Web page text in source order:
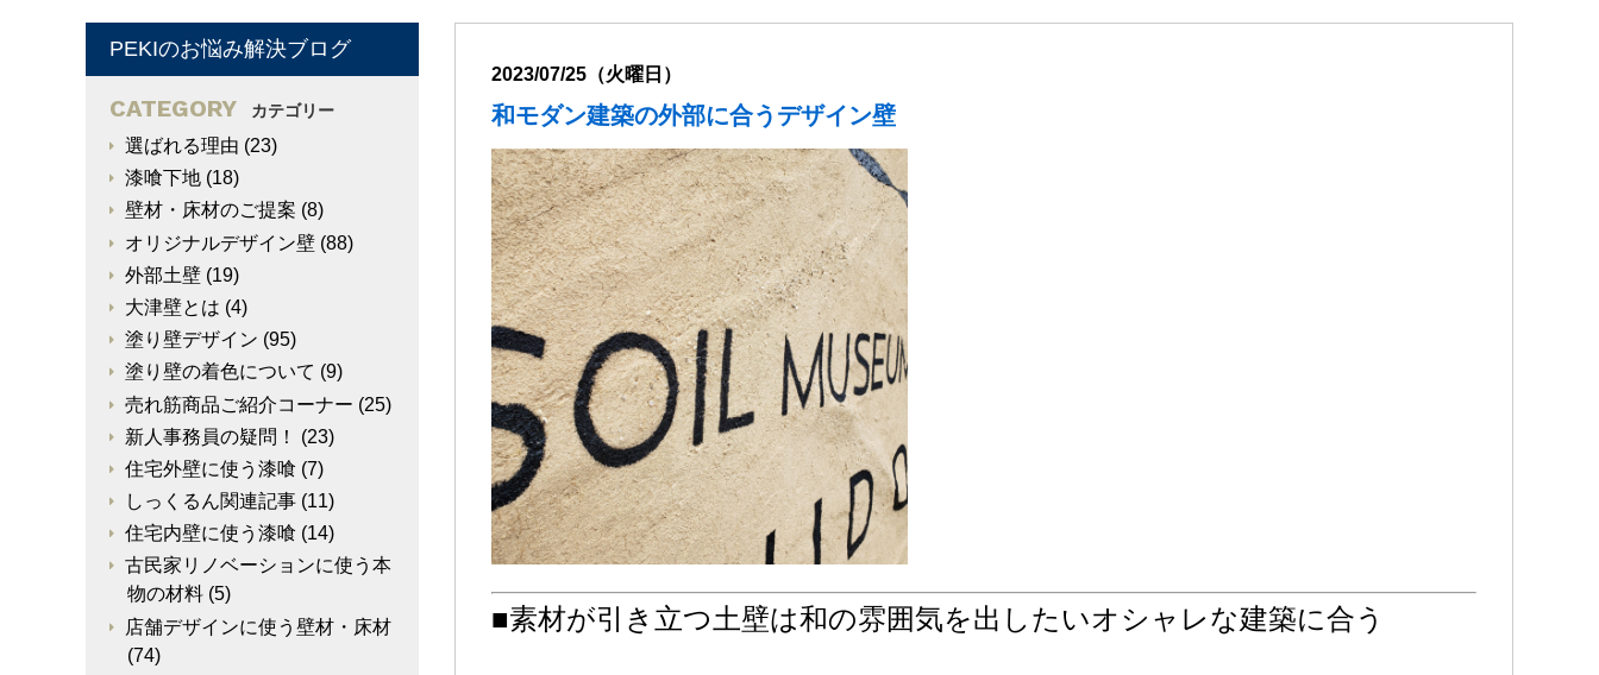
2023/07/25（火曜日）
和モダン建築の外部に合うデザイン壁
■素材が引き立つ土壁は和の雰囲気を出したいオシャレな建築に合う
PEKIのお悩み解決ブログ
CATEGORY カテゴリー
選ばれる理由 (23)
漆喰下地 (18)
壁材・床材のご提案 (8)
オリジナルデザイン壁 (88)
外部土壁 (19)
大津壁とは (4)
塗り壁デザイン (95)
塗り壁の着色について (9)
売れ筋商品ご紹介コーナー (25)
新人事務員の疑問！
(23)
住宅外壁に使う漆喰 (7)
しっくるん関連記事 (11)
住宅内壁に使う漆喰 (14)
古民家リノベーションに使う本
物の材料 (5)
店舗デザインに使う壁材・床材
(74)